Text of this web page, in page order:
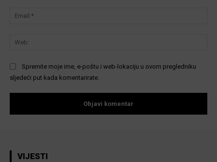
Spremite moje ime, e-poštu i web-lokaciju u ovom pregledniku
sljedeći put kada komentarirate.
VIJESTI